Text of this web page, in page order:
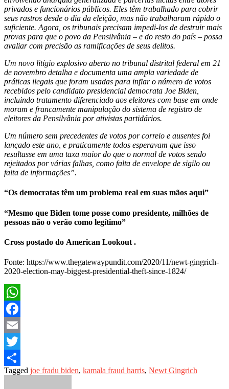
privados e funcionários públicos. Eles têm trabalhado para cobrir
seus rastros desde o dia da eleição, mas não trabalharam rápido o
suficiente. Agora, os tribunais precisam impedi-los de destruir mais
provas para que o povo da Pensilvânia – e do resto do país – possa
avaliar com precisão as ramificações de seus delitos.
Um novo litígio explosivo aberto no tribunal distrital federal em 21
de novembro detalha e documenta uma ampla variedade de
práticas ilegais que foram usadas para inflar o número de votos
recebidos pelo candidato presidencial democrata Joe Biden,
incluindo tratamento diferenciado aos eleitores com base em onde
moram e francamente manipulação do sistema de registro de
eleitores da Pensilvânia por ativistas partidários.
Um número sem precedentes de votos por correio e ausentes foi
lançado este ano, e praticamente todos esperavam que isso
resultasse em uma taxa maior do que o normal de votos sendo
rejeitados por várias falhas, como falta de envelope de sigilo ou
falta de informações”.
“Os democratas têm um problema real em suas mãos aqui”
“Mesmo que Biden tome posse como presidente, milhões de
pessoas não o verão como legítimo”
Cross postado do American Lookout .
Fonte: https://www.thegatewaypundit.com/2020/11/newt-gingrich-
2020-election-may-biggest-presidential-theft-since-1824/
WhatsApp
Facebook
Email
Twitter
Share
Tagged joe fradu biden, kamala fraud harris, Newt Gingrich